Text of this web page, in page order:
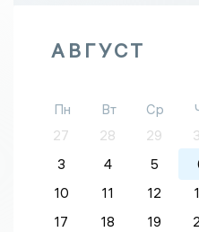
АВГУСТ
Пн Вт Ср
27
28 29
3
4 5
10
11 12
17
18 19